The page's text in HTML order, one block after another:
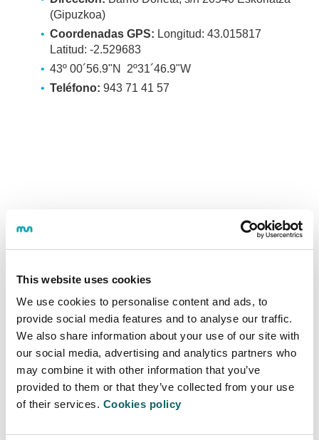
This website uses cookies
We use cookies to personalise content and ads, to
provide social media features and to analyse our traffic.
We also share information about your use of our site with
our social media, advertising and analytics partners who
may combine it with other information that you’ve
provided to them or that they’ve collected from your use
of their services. Cookies policy
(Gipuzkoa)
Coordenadas GPS: Longitud: 43.015817
Latitud: -2.529683
43º 00´56.9"N 2º31´46.9"W
Teléfono: 943 71 41 57
EDUCACIÓN INFANTIL
Programa
OBJETIVOS Y COMPETENCIAS
MENCIONES